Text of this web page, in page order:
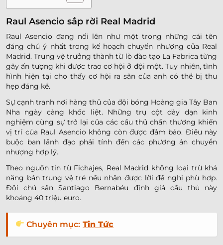
Raul Asencio sắp rời Real Madrid
Raul Asencio đang nổi lên như một trong những cái tên
đáng chú ý nhất trong kế hoạch chuyển nhượng của Real
Madrid. Trung vệ trưởng thành từ lò đào tạo La Fabrica từng
gây ấn tượng khi được trao cơ hội ở đội một. Tuy nhiên, tình
hình hiện tại cho thấy cơ hội ra sân của anh có thể bị thu
hẹp đáng kể.
Sự cạnh tranh nơi hàng thủ của đội bóng Hoàng gia Tây Ban
Nha ngày càng khốc liệt. Những trụ cột dày dạn kinh
nghiệm cùng sự trở lại của các cầu thủ chấn thương khiến
vị trí của Raul Asencio không còn được đảm bảo. Điều này
buộc ban lãnh đạo phải tính đến các phương án chuyển
nhượng hợp lý.
Theo nguồn tin từ Fichajes, Real Madrid không loại trừ khả
năng bán trung vệ trẻ nếu nhận được lời đề nghị phù hợp.
Đội chủ sân Santiago Bernabéu định giá cầu thủ này
khoảng 40 triệu euro.
Chuyên mục: Tin Tức